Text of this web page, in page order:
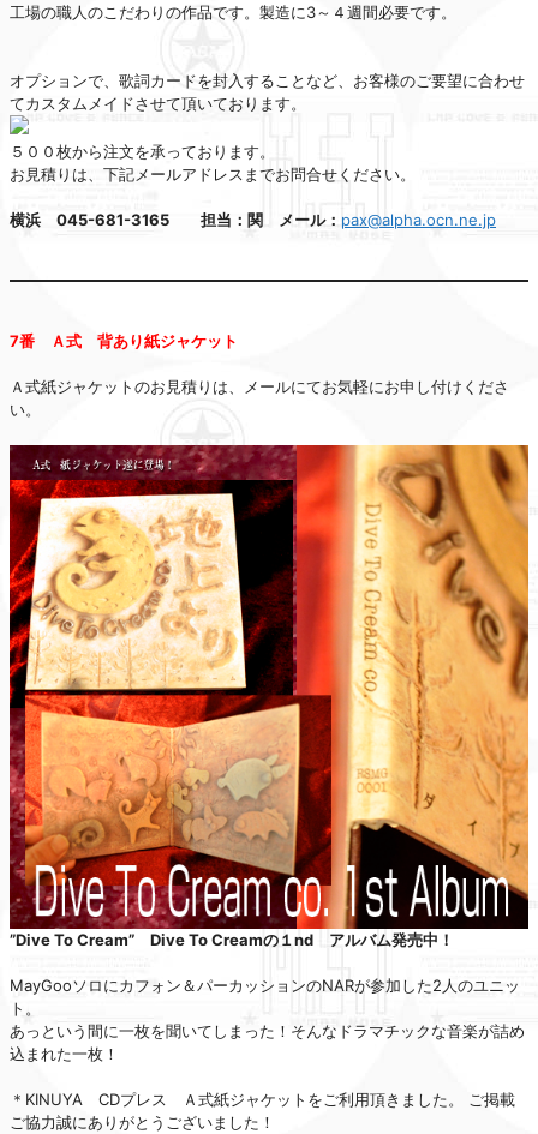
工場の職人のこだわりの作品です。製造に3～４週間必要です。
オプションで、歌詞カードを封入することなど、お客様のご要望に合わせ
てカスタムメイドさせて頂いております。
５００枚から注文を承っております。
お見積りは、下記メールアドレスまでお問合せください。
横浜 045-681-3165 担当：関 メール： pax@alpha.ocn.ne.jp
7番 Ａ式 背あり紙ジャケット
Ａ式紙ジャケットのお見積りは、メールにてお気軽にお申し付けくださ
い。
”Dive To Cream” Dive To Creamの１nd アルバム発売中！
MayGooソロにカフォン＆パーカッションのNARが参加した2人のユニッ
ト。
あっという間に一枚を聞いてしまった！そんなドラマチックな音楽が詰め
込まれた一枚！
＊KINUYA CDプレス Ａ式紙ジャケットをご利用頂きました。 ご掲載
ご協力誠にありがとうございました！